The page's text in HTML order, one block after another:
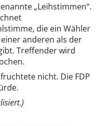
„Leihstimmen“.
die ein Wähler
anderen als der
Treffender wird
nicht. Die FDP